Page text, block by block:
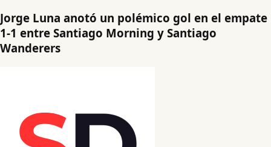
Jorge Luna anotó un polémico gol en el empate
1-1 entre Santiago Morning y Santiago
Wanderers